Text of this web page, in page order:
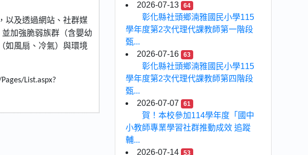
以及透過網站、社群媒
並加強脆弱族群（含嬰幼
如風扇、冷氣）與環境
List.aspx?
2026-07-13
64
彰化縣社頭鄉湳雅國民小學115
學年度第2次代理代課教師第一階段
甄...
2026-07-16
63
彰化縣社頭鄉湳雅國民小學115
學年度第2次代理代課教師第四階段
甄...
2026-07-07
61
賀！本校參加114學年度「國中
小教師專業學習社群推動成效 追蹤
輔...
2026-07-14
53